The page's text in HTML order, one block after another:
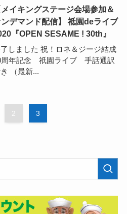
メイキングステージ会場参加＆
デマンド配信】 祗園deライブ
『OPEN SESAME ! 30th』
しました 祝！ロネ＆ジージ結成
周年記念 祇園ライブ 手話通訳
（最新...
2 3